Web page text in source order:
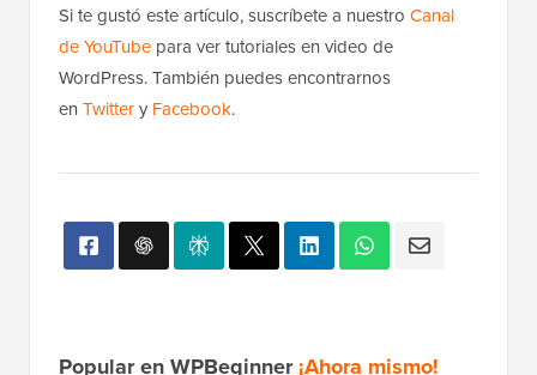
Si te gustó este artículo, suscríbete a nuestro Canal
de YouTube para ver tutoriales en video de
WordPress. También puedes encontrarnos
en Twittery Facebook.
Popular en WPBeginner¡Ahora mismo!